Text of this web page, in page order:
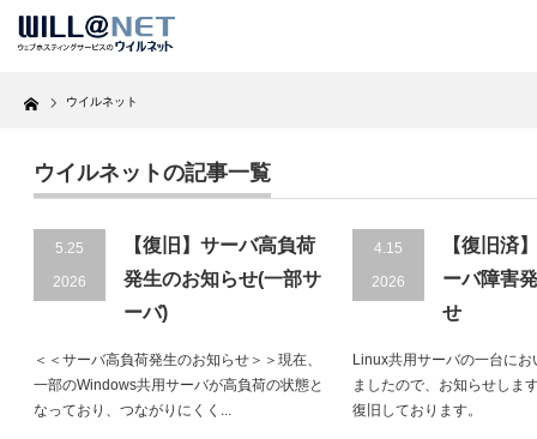
Home ウイルネット
ウイルネットの記事一覧
5.25
2026
【復旧】サーバ高負荷
発生のお知らせ(一部サ
ーバ)
＜＜サーバ高負荷発生のお知らせ＞＞現在、
一部のWindows共用サーバが高負荷の状態と
なっており、つながりにくく...
4.15
2026
【復旧済
ーバ障害
せ
Linux共用サーバの一台に
ましたので、お知らせしま
復旧しております。